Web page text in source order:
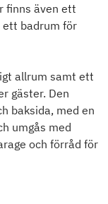
finns även ett
badrum för
allrum samt ett
gäster. Den
baksida, med en
umgås med
och förråd för